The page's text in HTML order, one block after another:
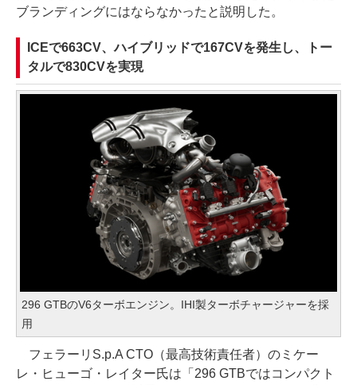
ブランディングにはならなかったと説明した。
ICEで663CV、ハイブリッドで167CVを発生し、トー
タルで830CVを実現
296 GTBのV6ターボエンジン。IHI製ターボチャージャーを採
用
フェラーリS.p.A CTO（最高技術責任者）のミケー
レ・ヒューゴ・レイター氏は「296 GTBではコンパクト